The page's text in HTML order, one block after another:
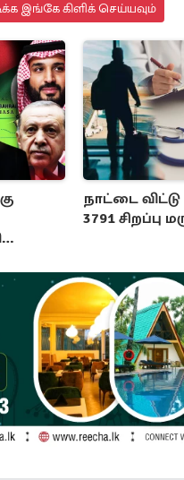
இங்கே கிளிக் செய்யவும்
நாட்டை
3791 சிறப்பு